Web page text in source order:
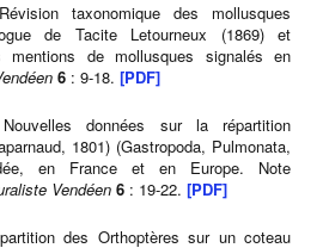
taxonomique des mollusques
de Tacite Letourneux (1869) et
mentions de mollusques signalés en
6 : 9-18. [PDF]
données sur la répartition
1801) (Gastropoda, Pulmonata,
en France et en Europe. Note
Vendéen 6 : 19-22. [PDF]
des Orthoptères sur un coteau